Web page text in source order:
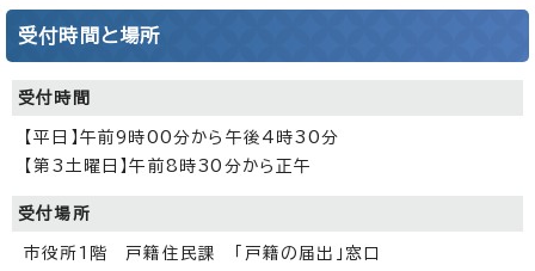
受付時間と場所
受付時間
【平日】午前9時00分から午後4時30分
【第3土曜日】午前8時30分から正午
受付場所
市役所1階 戸籍住民課 「戸籍の届出」窓口